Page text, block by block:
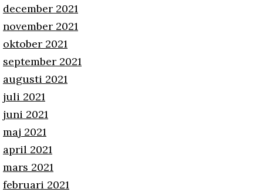
december 2021
november 2021
oktober 2021
september 2021
augusti 2021
juli 2021
juni 2021
maj 2021
april 2021
mars 2021
februari 2021